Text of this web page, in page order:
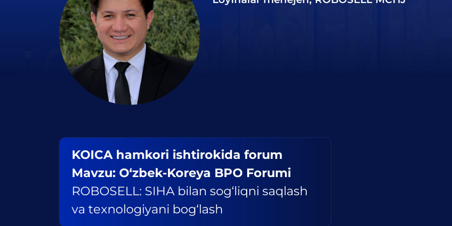
KOICA hamkori ishtirokida forum
Mavzu: O‘zbek-Koreya BPO Forumi
ROBOSELL: SIHA bilan sog‘liqni saqlash
va texnologiyani bog‘lash